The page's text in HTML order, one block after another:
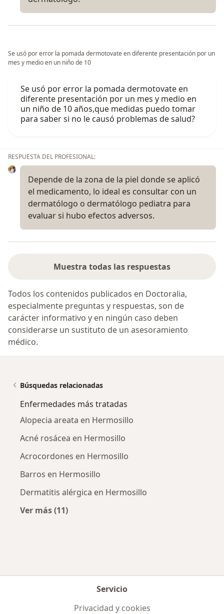
Se usó por error la pomada dermotovate en diferente presentación por un
mes y medio en un niño de 10
Se usó por error la pomada dermotovate en
diferente presentación por un mes y medio en
un niño de 10 años,que medidas puedo tomar
para saber si no le causó problemas de salud?
RESPUESTA DEL PROFESIONAL:
Depende de la zona de la piel donde se aplicó
el medicamento, lo ideal es consultar con un
dermatólogo o dermatólogo pediatra para
evaluar si hubo efectos adversos.
Muestra todas las respuestas
Todos los contenidos publicados en Doctoralia,
especialmente preguntas y respuestas, son de
carácter informativo y en ningún caso deben
considerarse un sustituto de un asesoramiento
médico.
Búsquedas relacionadas
Enfermedades más tratadas
Alopecia areata en Hermosillo
Acné rosácea en Hermosillo
Acrocordones en Hermosillo
Barros en Hermosillo
Dermatitis alérgica en Hermosillo
Ver más (11)
Servicio
Privacidad y cookies